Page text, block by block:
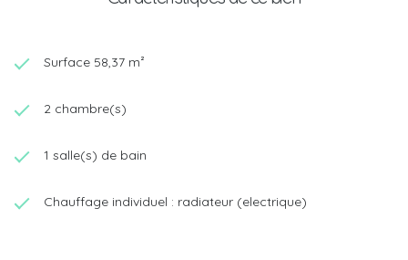
Surface 58,37 m²
2 chambre(s)
1 salle(s) de bain
Chauffage individuel : radiateur (electrique)